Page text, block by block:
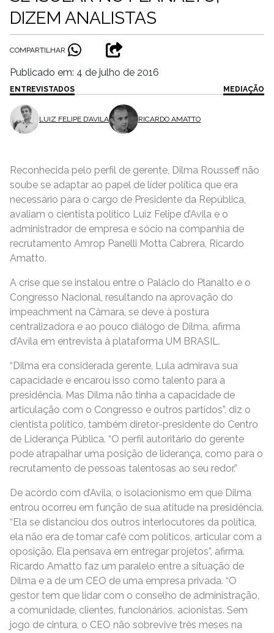
DIZEM ANALISTAS
COMPARTILHAR
Publicado em: 4 de julho de 2016
ENTREVISTADOS
LUIZ FELIPE D’AVILA RICARDO AMATTO
MEDIAÇÃO
Reconhecida pelo perfil de gerente, Dilma Rousseff não
soube se adaptar ao papel de líder política que era
necessário para o cargo de Presidente da República,
avaliam o cientista político Luiz Felipe d’Avila e o
administrador de empresa e sócio na companhia de
recrutamento Amrop Panelli Motta Cabrera, Ricardo
Amatto.
A crise que se instalou entre o Palácio do Planalto e o
Congresso Nacional, resultando na aprovação do
impeachment na Câmara, se deve à postura
centralizadora e ao pouco diálogo de Dilma, afirma
d’Avila em entrevista à plataforma UM BRASIL.
“Dilma era considerada gerente, Lula admirava sua
capacidade e encarou isso como talento para a
presidência. Mas Dilma não tinha a capacidade de
articulação com o Congresso e outros partidos”, diz o
cientista político, também diretor-presidente do Centro
de Liderança Pública. “O perfil autoritário do gerente
pode atrapalhar uma posição de liderança, como para o
recrutamento de pessoas talentosas ao seu redor.”
De acordo com d’Avila, o isolacionismo em que Dilma
entrou ocorreu em função de sua atitude na presidência.
“Ela se distanciou dos outros interlocutores da política,
ela não era de tomar café com políticos, articular com a
oposição. Ela pensava em entregar projetos”, afirma.
Ricardo Amatto faz um paralelo entre a situação de
Dilma e a de um CEO de uma empresa privada. “O
gestor tem que lidar com o conselho de administração,
a comunidade, clientes, funcionários, acionistas. Sem
jogo de cintura, o CEO não sobrevive três meses na